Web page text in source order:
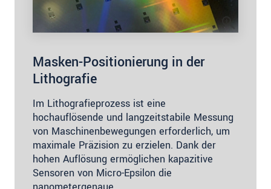
Masken-Positionierung in der
Lithografie
Im Lithografieprozess ist eine
hochauflösende und langzeitstabile Messung
von Maschinenbewegungen erforderlich, um
maximale Präzision zu erzielen. Dank der
hohen Auflösung ermöglichen kapazitive
Sensoren von Micro-Epsilon die